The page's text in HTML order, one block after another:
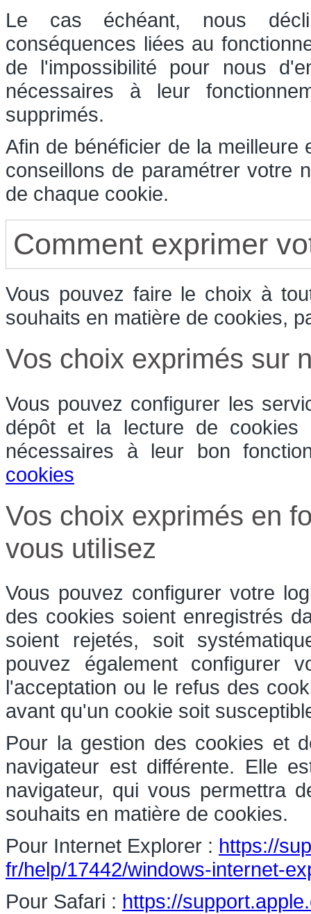
Le cas échéant, nous
conséquences liées au
de l'impossibilité pour nous
nécessaires à leur
supprimés.
Afin de bénéficier de la meilleure
conseillons de paramétrer votre
de chaque cookie.
Comment exprimer
Vous pouvez faire le choix à
souhaits en matière de cookies,
Vos choix exprimés sur
Vous pouvez configurer les
dépôt et la lecture de cookies
nécessaires à leur bon
cookies
Vos choix exprimés en
vous utilisez
Vous pouvez configurer votre
des cookies soient enregistrés
soient rejetés, soit
pouvez également configurer
l'acceptation ou le refus des
avant qu'un cookie soit
Pour la gestion des cookies et
navigateur est différente. Elle
navigateur, qui vous permettra
souhaits en matière de cookies.
Pour Internet Explorer : https://
fr/help/17442/windows-internet-
Pour Safari : https://